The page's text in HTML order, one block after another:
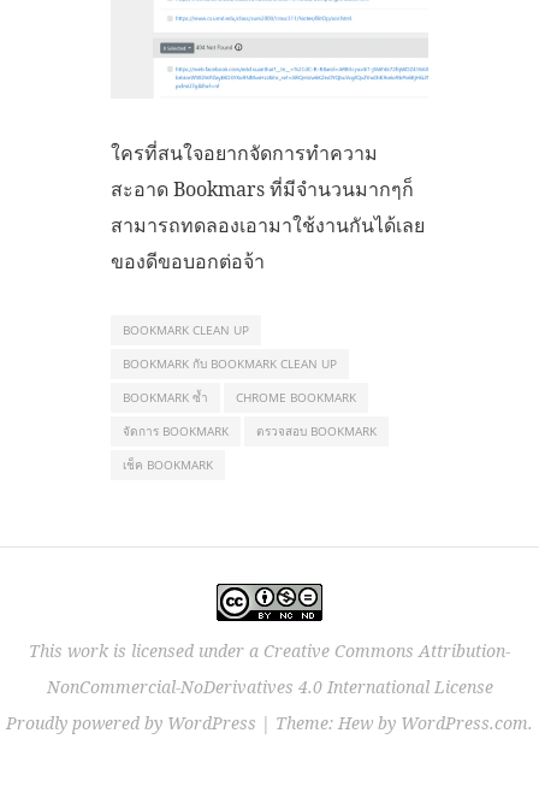
ใครที่สนใจอยากจัดการทำความ
สะอาด Bookmars ที่มีจำนวนมากๆก็
สามารถทดลองเอามาใช้งานกันได้เลย
ของดีขอบอกต่อจ้า
BOOKMARK CLEAN UP
BOOKMARK กับ BOOKMARK CLEAN UP
BOOKMARK ซ้ำ
CHROME BOOKMARK
จัดการ BOOKMARK
ตรวจสอบ BOOKMARK
เช็ค BOOKMARK
This work is licensed under a Creative Commons Attribution-
NonCommercial-NoDerivatives 4.0 International License
Proudly powered by WordPress | Theme: Hew by WordPress.com.